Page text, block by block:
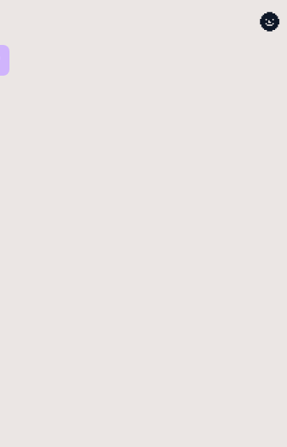
🌚